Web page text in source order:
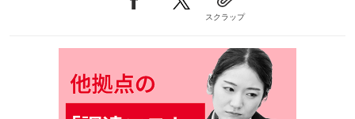
スクラップ